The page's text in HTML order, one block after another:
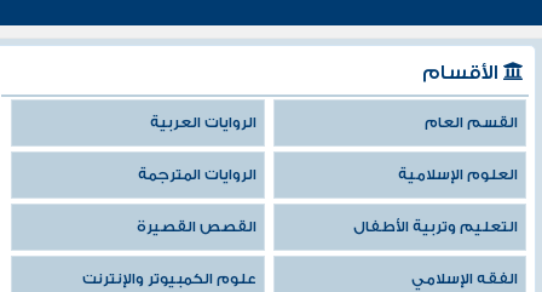
الأقسام
القسم العام الروايات العربية
العلوم الإسلامية الروايات المترجمة
التعليم وتربية الأطفال القصص القصيرة
الفقه الإسلامي علوم الكمبيوتر والإنترنت